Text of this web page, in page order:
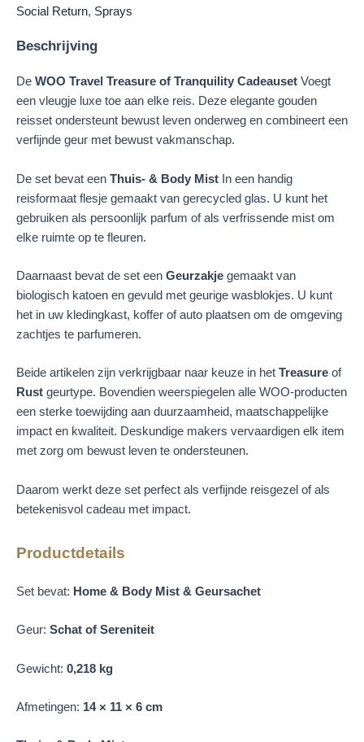
Social Return, Sprays
Beschrijving
De WOO Travel Treasure of Tranquility Cadeauset Voegt
een vleugje luxe toe aan elke reis. Deze elegante gouden
reisset ondersteunt bewust leven onderweg en combineert een
verfijnde geur met bewust vakmanschap.
De set bevat een Thuis- & Body Mist In een handig
reisformaat flesje gemaakt van gerecycled glas. U kunt het
gebruiken als persoonlijk parfum of als verfrissende mist om
elke ruimte op te fleuren.
Daarnaast bevat de set een Geurzakje gemaakt van
biologisch katoen en gevuld met geurige wasblokjes. U kunt
het in uw kledingkast, koffer of auto plaatsen om de omgeving
zachtjes te parfumeren.
Beide artikelen zijn verkrijgbaar naar keuze in het Treasure of
Rust geurtype. Bovendien weerspiegelen alle WOO-producten
een sterke toewijding aan duurzaamheid, maatschappelijke
impact en kwaliteit. Deskundige makers vervaardigen elk item
met zorg om bewust leven te ondersteunen.
Daarom werkt deze set perfect als verfijnde reisgezel of als
betekenisvol cadeau met impact.
Productdetails
Set bevat: Home & Body Mist & Geursachet
Geur: Schat of Sereniteit
Gewicht: 0,218 kg
Afmetingen: 14 × 11 × 6 cm